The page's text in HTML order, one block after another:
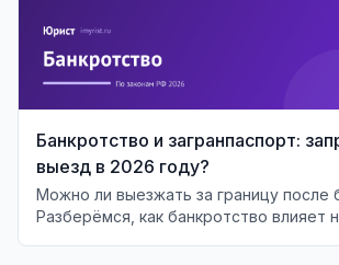
Банкротство и загранпаспорт:
выезд в 2026 году?
Можно ли выезжать за границу после
Разберёмся, как банкротство влияет